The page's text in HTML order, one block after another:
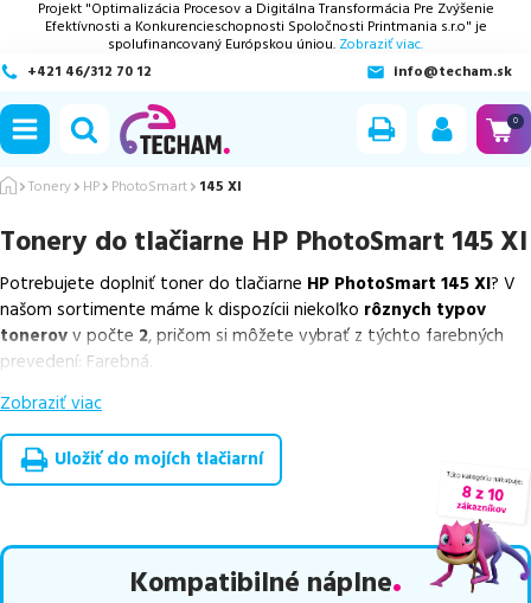
Projekt "Optimalizácia Procesov a Digitálna Transformácia Pre Zvýšenie
Efektívnosti a Konkurencieschopnosti Spoločnosti Printmania s.r.o" je
spolufinancovaný Európskou úniou. Zobraziť viac.
+421 46/312 70 12
info@techam.sk
0
Tonery HP PhotoSmart 145 XI
Tonery do tlačiarne HP PhotoSmart 145 XI
Potrebujete doplniť toner do tlačiarne HP PhotoSmart 145 XI? V
našom sortimente máme k dispozícii niekoľko rôznych typov
tonerovv počte 2, pričom si môžete vybrať z týchto farebných
prevedení: Farebná.
Z uvedeného množstva dostupných náplní
náplnev počte1ks, ako ajcenovo výhodnejšie alternatívy,
ktoré plne zachovávajú kvalitu tlače
overené náhrady v rôznych triedach
, medzi ktoré patríšpičková
Celá táto certifikovaná ponuka, spĺňajúca normy ISO 9001 a 14001,
zaručuje bezproblémovú tlač.Najlacnejší produktu nás nájdete
Zobraziť viac
Uložiť do mojích tlačiarní
Kompatibilné náplne